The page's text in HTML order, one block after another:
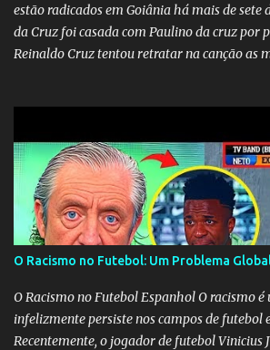
estão radicados em Goiânia há mais de sete
da Cruz foi casada com Paulino da cruz por
Reinaldo Cruz tentou retratar na canção as
O Racismo no Futebol: Um Problema
O Racismo no Futebol Espanhol O racismo
infelizmente persiste nos campos de futebol
Recentemente, o jogador de futebol Vinicius